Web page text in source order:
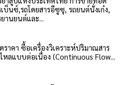
บ็นซ์,รถโดยสารอีซูซุ, รถยนต์นั่งเก๋ง,
านยนต์และ...
ราคา ซื้อเครื่องวิเคราะห์ปริมาณสาร
หลแบบต่อเนื่อง (Continuous Flow...